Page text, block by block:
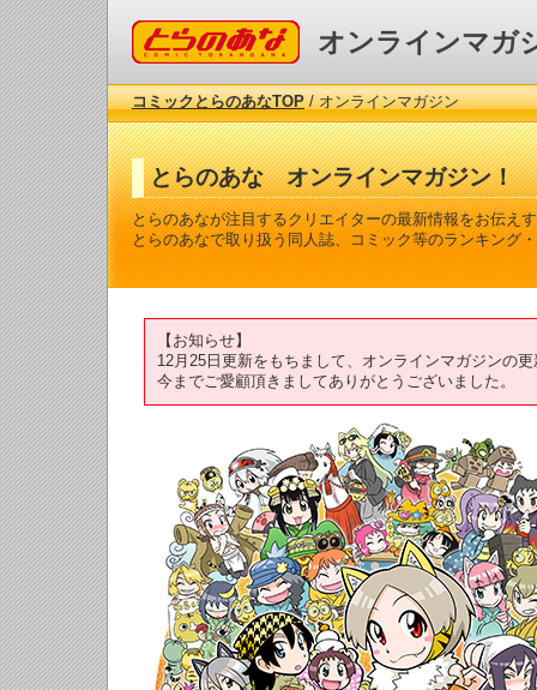
コミックとらのあな オンラインマガ
コミックとらのあなTOP/ オンラインマガジン
とらのあな オンラインマガジン！
とらのあなが注目するクリエイターの最新情報をお伝え
とらのあなで取り扱う同人誌、コミック等のランキング
【お知らせ】
12月25日更新をもちまして、オンラインマガジンの
今までご愛顧頂きましてありがとうございました。